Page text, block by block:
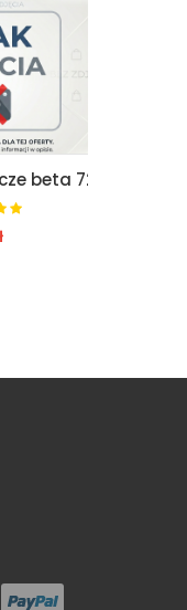
Póbuty buty robocze beta 7241b roz. 42